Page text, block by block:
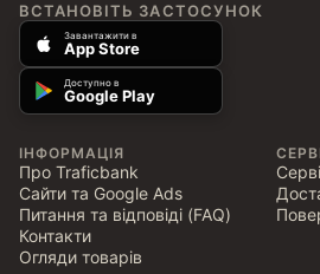
ВСТАНОВІТЬ ЗАСТОСУНОК
Завантажити в
App Store
Доступно в
Google Play
ІНФОРМАЦІЯ
Про Traficbank
Сайти та Google Ads
Питання та відповіді (FAQ)
Контакти
Огляди товарів